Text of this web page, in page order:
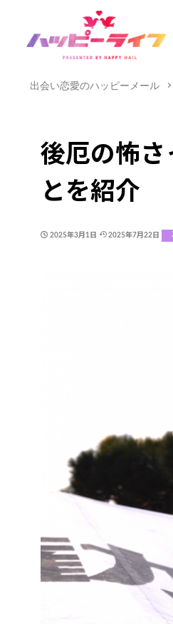
出会い恋愛のハッピーメール
後厄の怖さ
とを紹介
2025年3月1日 2025年7月22日